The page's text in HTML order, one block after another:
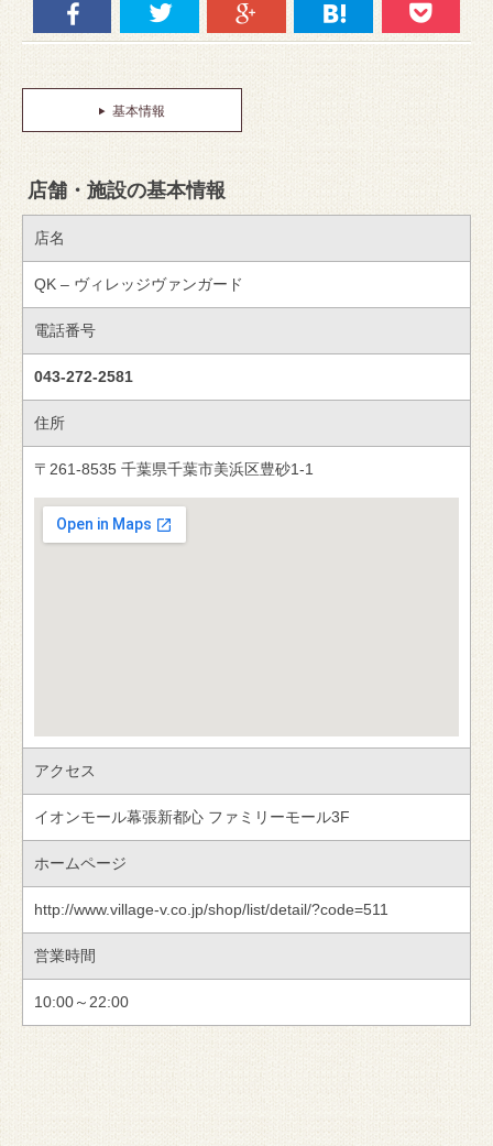
基本情報
店舗・施設の基本情報
店名
QK – ヴィレッジヴァンガード
電話番号
043-272-2581
住所
〒261-8535 千葉県千葉市美浜区豊砂1-1
アクセス
イオンモール幕張新都心 ファミリーモール3F
ホームページ
http://www.village-v.co.jp/shop/list/detail/?code=511
営業時間
10:00～22:00